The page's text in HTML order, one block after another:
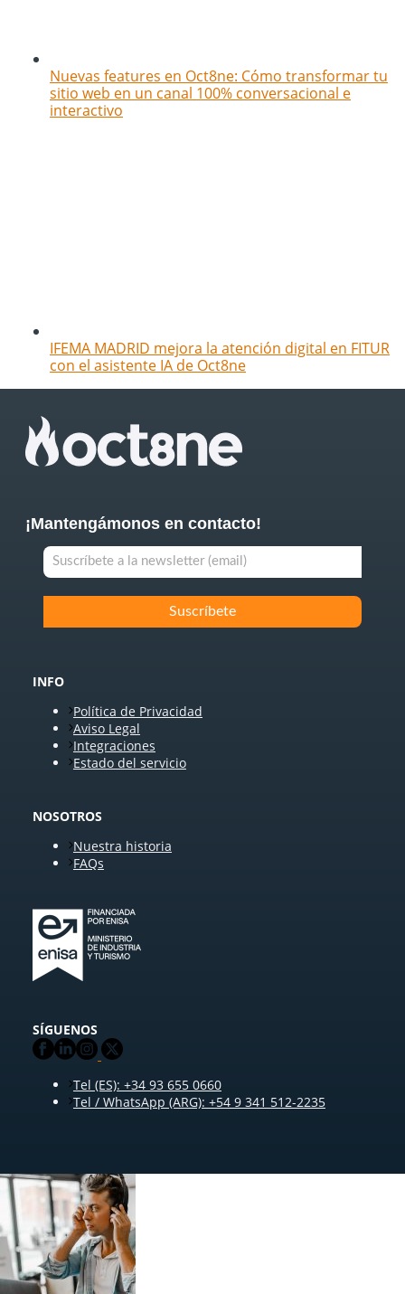
Nuevas features en Oct8ne: Cómo transformar tu
sitio web en un canal 100% conversacional e
interactivo
IFEMA MADRID mejora la atención digital en FITUR
con el asistente IA de Oct8ne
¡Mantengámonos en contacto!
INFO
Política de Privacidad
Aviso Legal
Integraciones
Estado del servicio
NOSOTROS
Nuestra historia
FAQs
SÍGUENOS
Tel (ES): +34 93 655 0660
Tel / WhatsApp (ARG): +54 9 341 512-2235